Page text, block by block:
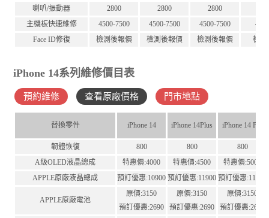
喇叭/振動器
2800 2800 2800
主機板快速維修
4500-7500 4500-7500 4500-7500
Face ID修復
檢測後報價 檢測後報價 檢測後報價 檢測
iPhone 14系列維修價目表
預約維修 查看原廠價格 門市地點
替換零件 iPhone 14 iPhone 14Plus iPhone 14 Pro
韌體恢復 800 800
800
A級OLED液晶總成
特惠價:4000 特惠價:4500
特惠價:5000
APPLE原廠液晶總成
預訂優惠:10900 預訂優惠:11900 預訂優惠:11900
APPLE原廠電池
原價:3150
預訂優惠:2690
原價:3150
預訂優惠:2690
原價:3150
預訂優惠:2690